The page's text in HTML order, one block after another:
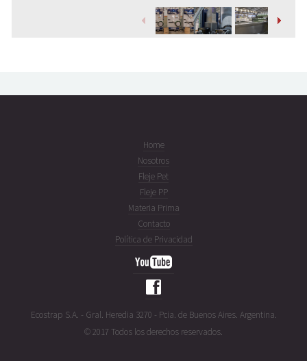
Home
Nosotros
Fleje Pet
Fleje PP
Materia Prima
Contacto
Política de Privacidad
Ecostrap S.A. - Gral. Heredia 3270 - Pcia. de Buenos Aires. Argentina.
© 2017 Todos los derechos reservados.